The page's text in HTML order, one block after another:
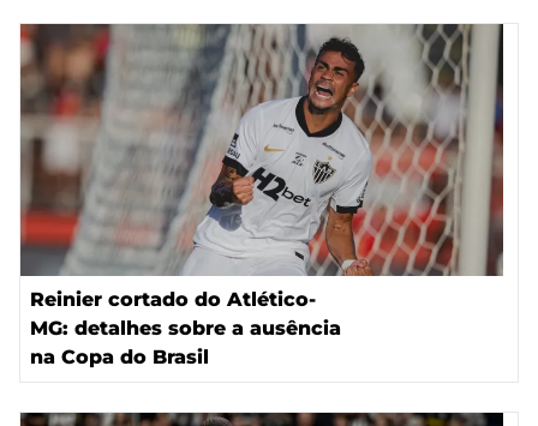
Reinier cortado do Atlético-
MG: detalhes sobre a ausência
na Copa do Brasil